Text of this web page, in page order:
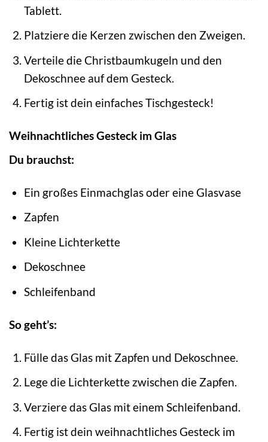
Tablett.
Platziere die Kerzen zwischen den Zweigen.
Verteile die Christbaumkugeln und den
Dekoschnee auf dem Gesteck.
Fertig ist dein einfaches Tischgesteck!
Weihnachtliches Gesteck im Glas
Du brauchst:
Ein großes Einmachglas oder eine Glasvase
Zapfen
Kleine Lichterkette
Dekoschnee
Schleifenband
So geht’s:
Fülle das Glas mit Zapfen und Dekoschnee.
Lege die Lichterkette zwischen die Zapfen.
Verziere das Glas mit einem Schleifenband.
Fertig ist dein weihnachtliches Gesteck im